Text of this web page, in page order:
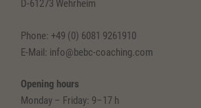
D-61273 Wehrheim
Phone: +49 (0) 6081 9261910
E-Mail: info@bebc-coaching.com
Opening hours
Monday – Friday: 9–17 h